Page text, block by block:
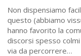
Non dispensiamo
questo (abbiamo
hanno favorito la
discorsi spesso
via da percorrere…